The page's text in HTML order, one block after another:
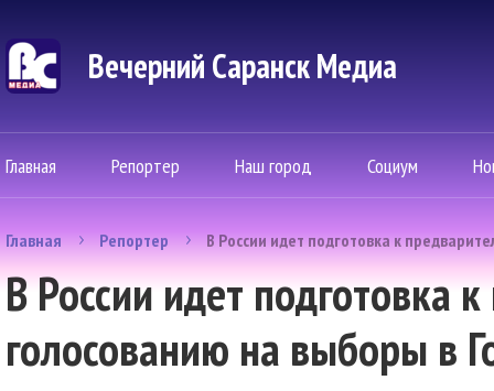
Вечерний Саранск Mедиа
Главная Репортер Наш город Социум
Главная Репортер В России идет подготовка к
В России идет подготовка
голосованию на выборы в